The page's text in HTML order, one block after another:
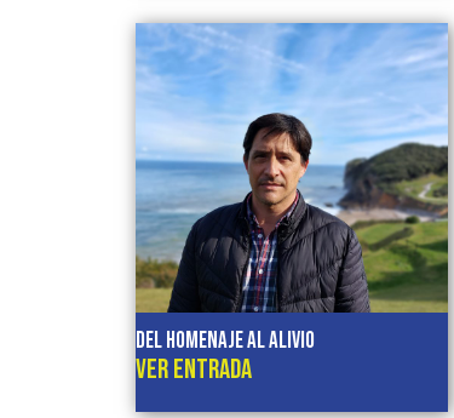
Del homenaje al alivio
VER ENTRADA